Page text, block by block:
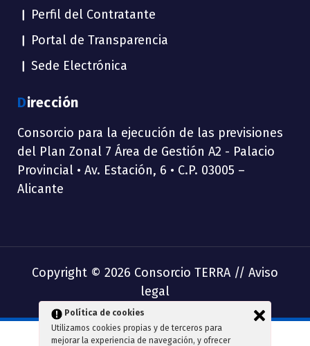
Perfil del Contratante
Portal de Transparencia
Sede Electrónica
Dirección
Consorcio para la ejecución de las previsiones
del Plan Zonal 7 Área de Gestión A2 - Palacio
Provincial • Av. Estación, 6 • C.P. 03005 –
Alicante
Copyright © 2026 Consorcio TERRA // Aviso
legal
Política de cookies
Utilizamos cookies propias y de terceros para
mejorar la experiencia de navegación, y ofrecer